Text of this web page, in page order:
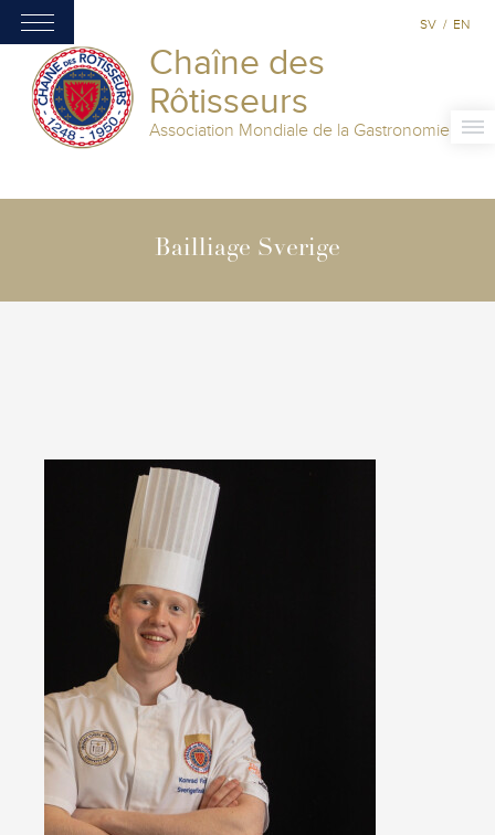
Chaîne des
Rôtisseurs
Association Mondiale de la Gastronomie
SV / EN
Bailliage Sverige